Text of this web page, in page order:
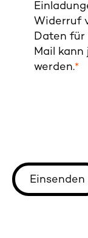
Widerruf
Daten für
Mail
werden.*